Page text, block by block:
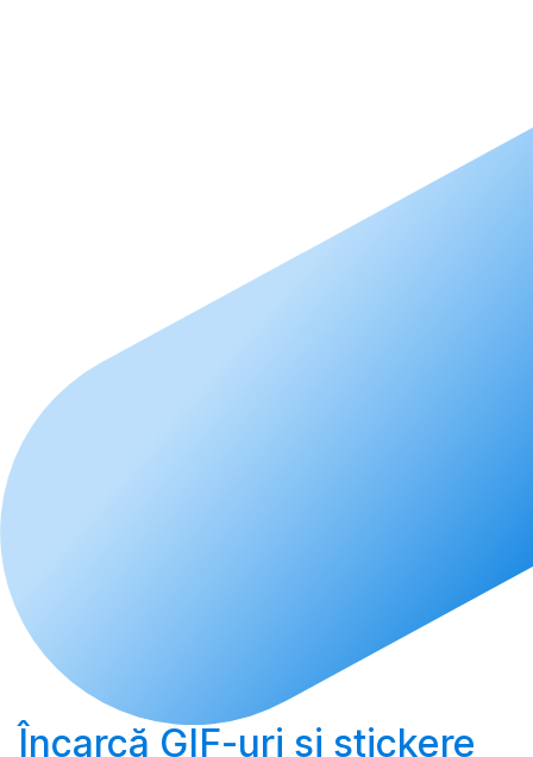
Încarcă GIF-uri și stickere